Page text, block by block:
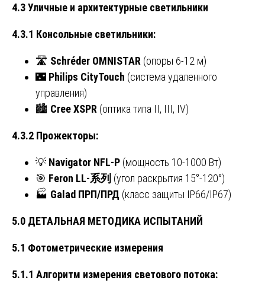
4.3 Уличные и архитектурные светильники
4.3.1 Консольные светильники:
🛣️ Schréder OMNISTAR (опоры 6-12 м)
🌃 Philips CityTouch (система удаленного
управления)
🏙️ Cree XSPR (оптика типа II, III, IV)
4.3.2 Прожекторы:
💡 Navigator NFL-P (мощность 10-1000 Вт)
🎯 Feron LL-系列 (угол раскрытия 15°-120°)
🏭 Galad ПРП/ПРД (класс защиты IP66/IP67)
5.0 ДЕТАЛЬНАЯ МЕТОДИКА ИСПЫТАНИЙ
5.1 Фотометрические измерения
5.1.1 Алгоритм измерения светового потока: